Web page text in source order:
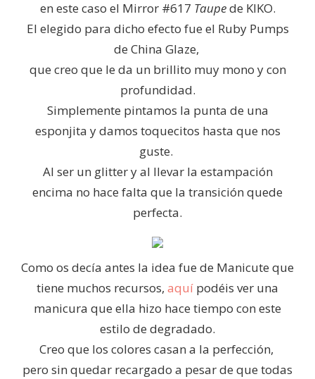
en este caso el Mirror #617 Taupede KIKO.
El elegido para dicho efecto fue el Ruby Pumps
de China Glaze,
que creo que le da un brillito muy mono y con
profundidad.
Simplemente pintamos la punta de una
esponjita y damos toquecitos hasta que nos
guste.
Al ser un glitter y al llevar la estampación
encima no hace falta que la transición quede
perfecta.
Como os decía antes la idea fue de Manicute que
tiene muchos recursos, aquí podéis ver una
manicura que ella hizo hace tiempo con este
estilo de degradado.
Creo que los colores casan a la perfección,
pero sin quedar recargado a pesar de que todas